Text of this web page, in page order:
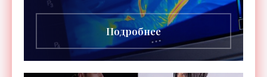
расходуется не только на
Подробнее